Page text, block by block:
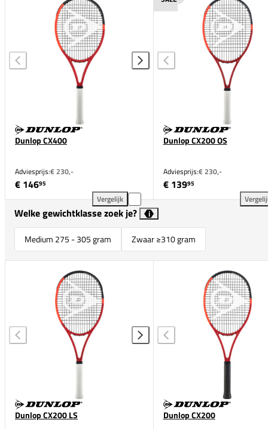
Dunlop CX400
Adviesprijs:€ 230,-
€ 14695
Vergelijk
Dunlop CX400 toevoegen aan vergelijking
Dunlop CX200 OS
Adviesprijs:€ 230,-
€ 13995
Welke gewichtklasse zoek je? i
Medium 275 - 305 gram Zwaar ≥310 gram
Dunlop CX200 LS Dunlop CX200